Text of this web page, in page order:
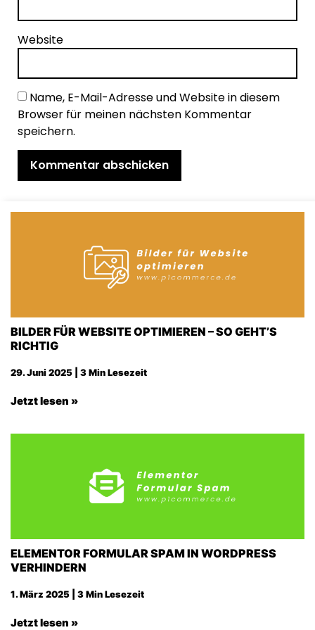
Website
Name, E-Mail-Adresse und Website in diesem
Browser für meinen nächsten Kommentar
speichern.
BILDER FÜR WEBSITE OPTIMIEREN – SO GEHT’S
RICHTIG
29. Juni 2025 | 3 Min Lesezeit
Jetzt lesen »
ELEMENTOR FORMULAR SPAM IN WORDPRESS
VERHINDERN
1. März 2025 | 3 Min Lesezeit
Jetzt lesen »